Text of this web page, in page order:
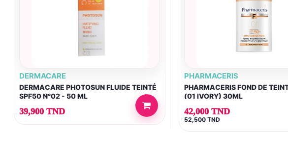
DERMACARE
DERMACARE PHOTOSUN FLUIDE TEINTÉ
SPF50 N°02 - 50 ML
39,900 TND
PHARMACERIS
PHARMACERIS FOND DE
(01 IVORY) 30ML
42,000 TND
52,500 TND